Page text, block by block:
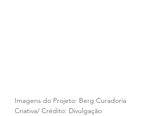
Imagens do Projeto: Berg Curadoria
Criativa/ Crédito: Divulgação